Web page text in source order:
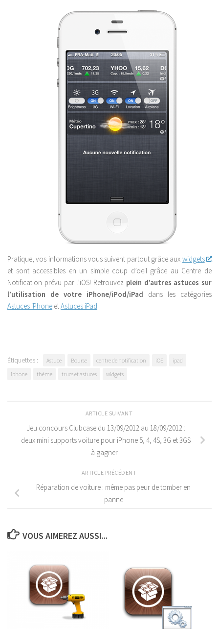
Pratique, vos informations vous suivent partout grâce aux widgets
et sont accessibles en un simple coup d’oeil grâce au Centre de
Notification prévu par l’iOS! Retrouvez plein d’autres astuces sur
l’utilisation de votre iPhone/iPod/iPad dans les catégories
Astuces iPhone etAstuces iPad.
Étiquettes : Astuce Bourse centre de notification iOS
ipad
iphone
thème trucs et astuces widgets
ARTICLE SUIVANT
Jeu concours Clubcase du 13/09/2012 au 18/09/2012 :
deux mini supports voiture pour iPhone 5, 4, 4S, 3G et 3GS
à gagner !
ARTICLE PRÉCÉDENT
Réparation de voiture : même pas peur de tomber en
panne
VOUS AIMEREZ AUSSI...